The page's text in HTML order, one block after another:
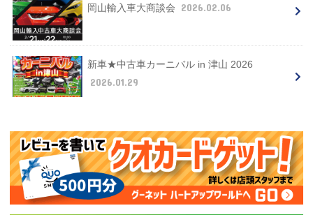
岡山輸入車大商談会 2026.02.06
新車★中古車カーニバル in 津山 2026
2026.01.29